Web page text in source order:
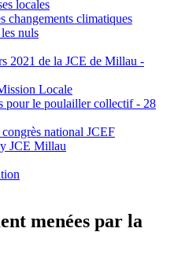
locales
changements climatiques
nuls
2021 de la JCE de Millau -
Locale
pour le poulailler collectif - 28
national JCEF
JCE Millau
menées par la